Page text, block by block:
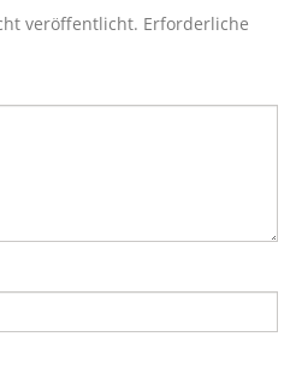
veröffentlicht. Erforderliche